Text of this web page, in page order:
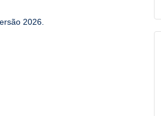
2026.